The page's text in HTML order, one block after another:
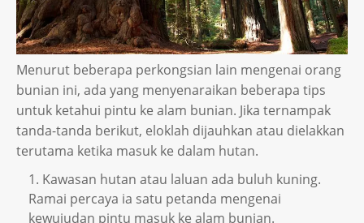
Menurut beberapa perkongsian lain mengenai orang
bunian ini, ada yang menyenaraikan beberapa tips
untuk ketahui pintu ke alam bunian. Jika ternampak
tanda-tanda berikut, eloklah dijauhkan atau dielakkan
terutama ketika masuk ke dalam hutan.
Kawasan hutan atau laluan ada buluh kuning.
Ramai percaya ia satu petanda mengenai
kewujudan pintu masuk ke alam bunian.